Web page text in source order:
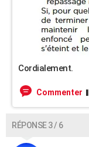
Cordialement.
Commenter
RÉPONSE 3 / 6